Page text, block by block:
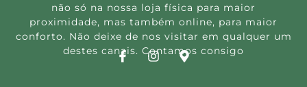
não só na nossa loja física para maior
proximidade, mas também online, para maior
conforto. Não deixe de nos visitar em qualquer um
destes canais. Contamos consigo